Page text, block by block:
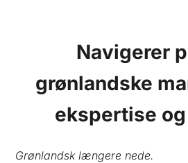
Navigerer
grønlandske
ekspertise
Grønlandsk længere nede.